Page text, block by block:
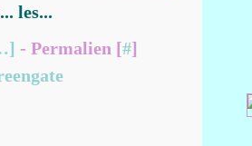
les...
] - Permalien [#]